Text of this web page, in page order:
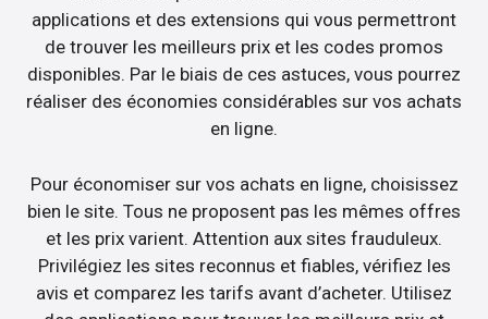
applications et des extensions qui vous permettront
de trouver les meilleurs prix et les codes promos
disponibles. Par le biais de ces astuces, vous pourrez
réaliser des économies considérables sur vos achats
en ligne.
Pour économiser sur vos achats en ligne, choisissez
bien le site. Tous ne proposent pas les mêmes offres
et les prix varient. Attention aux sites frauduleux.
Privilégiez les sites reconnus et fiables, vérifiez les
avis et comparez les tarifs avant d’acheter. Utilisez